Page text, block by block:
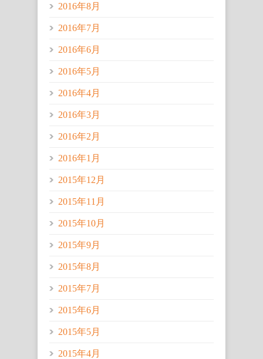
2016年8月
2016年7月
2016年6月
2016年5月
2016年4月
2016年3月
2016年2月
2016年1月
2015年12月
2015年11月
2015年10月
2015年9月
2015年8月
2015年7月
2015年6月
2015年5月
2015年4月